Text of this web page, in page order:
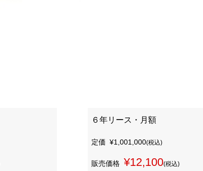
６年リース・月額
定価 ¥1,001,000(税込)
販売価格 ¥12,100(税込)